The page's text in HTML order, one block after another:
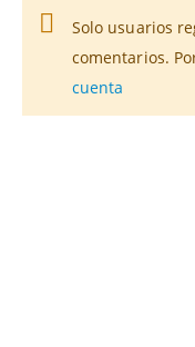
Solo usuarios
comentarios.
cuenta